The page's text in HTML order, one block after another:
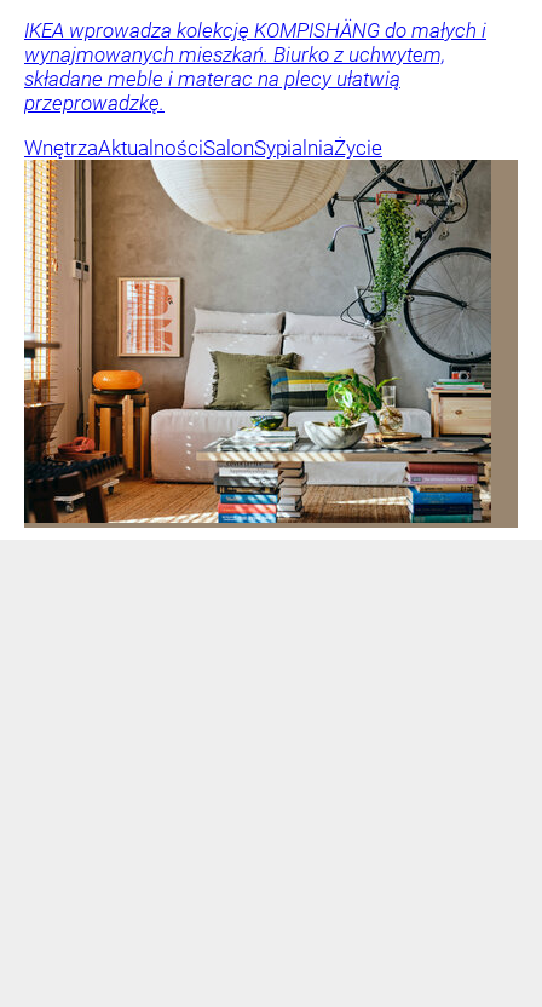
IKEA wprowadza kolekcję KOMPISHÄNG do małych i
wynajmowanych mieszkań. Biurko z uchwytem,
składane meble i materac na plecy ułatwią
przeprowadzkę.
WnętrzaAktualnościSalonSypialniaŻycie